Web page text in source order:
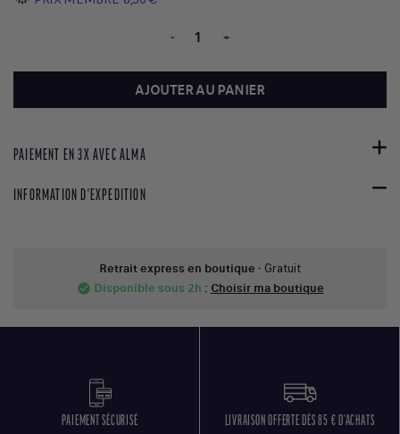
- +
AJOUTER AU PANIER
PAIEMENT EN 3X AVEC ALMA
INFORMATION D'EXPEDITION
Retrait express en boutique - Gratuit
check_circle Disponible sous 2h : Choisir ma boutique
PAIEMENT SÉCURISÉ LIVRAISON OFFERTE DÈS 85 € D'ACHATS